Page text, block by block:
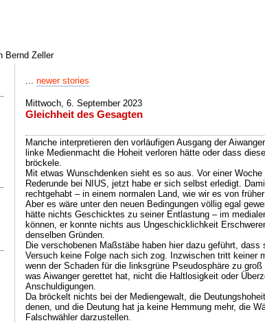
Bernd Zeller
... newer stories
Mittwoch, 6. September 2023
Gleichheit des Gesagten
Manche interpretieren den vorläufigen Ausgang der
linke Medienmacht die Hoheit verloren hätte oder dass
bröckele.
Mit etwas Wunschdenken sieht es so aus. Vor einer Woche
Rederunde bei NIUS, jetzt habe er sich selbst erledigt.
rechtgehabt – in einem normalen Land, wie wir es von
Aber es wäre unter den neuen Bedingungen völlig egal
hätte nichts Geschicktes zu seiner Entlastung – im
können, er konnte nichts aus Ungeschicklichkeit
denselben Gründen.
Die verschobenen Maßstäbe haben hier dazu geführt, dass
Versuch keine Folge nach sich zog. Inzwischen tritt keiner
wenn der Schaden für die linksgrüne Pseudosphäre zu
was Aiwanger gerettet hat, nicht die Haltlosigkeit oder
Anschuldigungen.
Da bröckelt nichts bei der Mediengewalt, die
denen, und die Deutung hat ja keine Hemmung mehr, die
Falschwähler darzustellen.